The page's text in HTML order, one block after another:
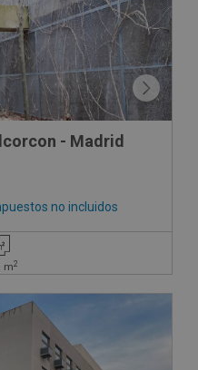
- Madrid
no incluidos
m2